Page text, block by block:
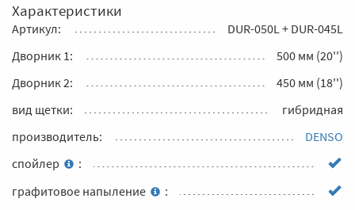
Характеристики
Артикул:
DUR-050L + DUR-045L
Дворник 1:
500 мм (20'')
Дворник 2:
450 мм (18'')
вид щетки:
гибридная
производитель:
DENSO
спойлер
:
графитовое напыление
: